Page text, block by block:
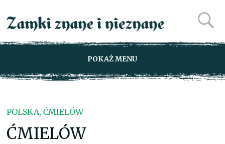
POKAŻ MENU
POLSKA, ĆMIELÓW
ĆMIELÓW